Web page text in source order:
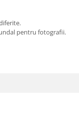
pentru fotografii.